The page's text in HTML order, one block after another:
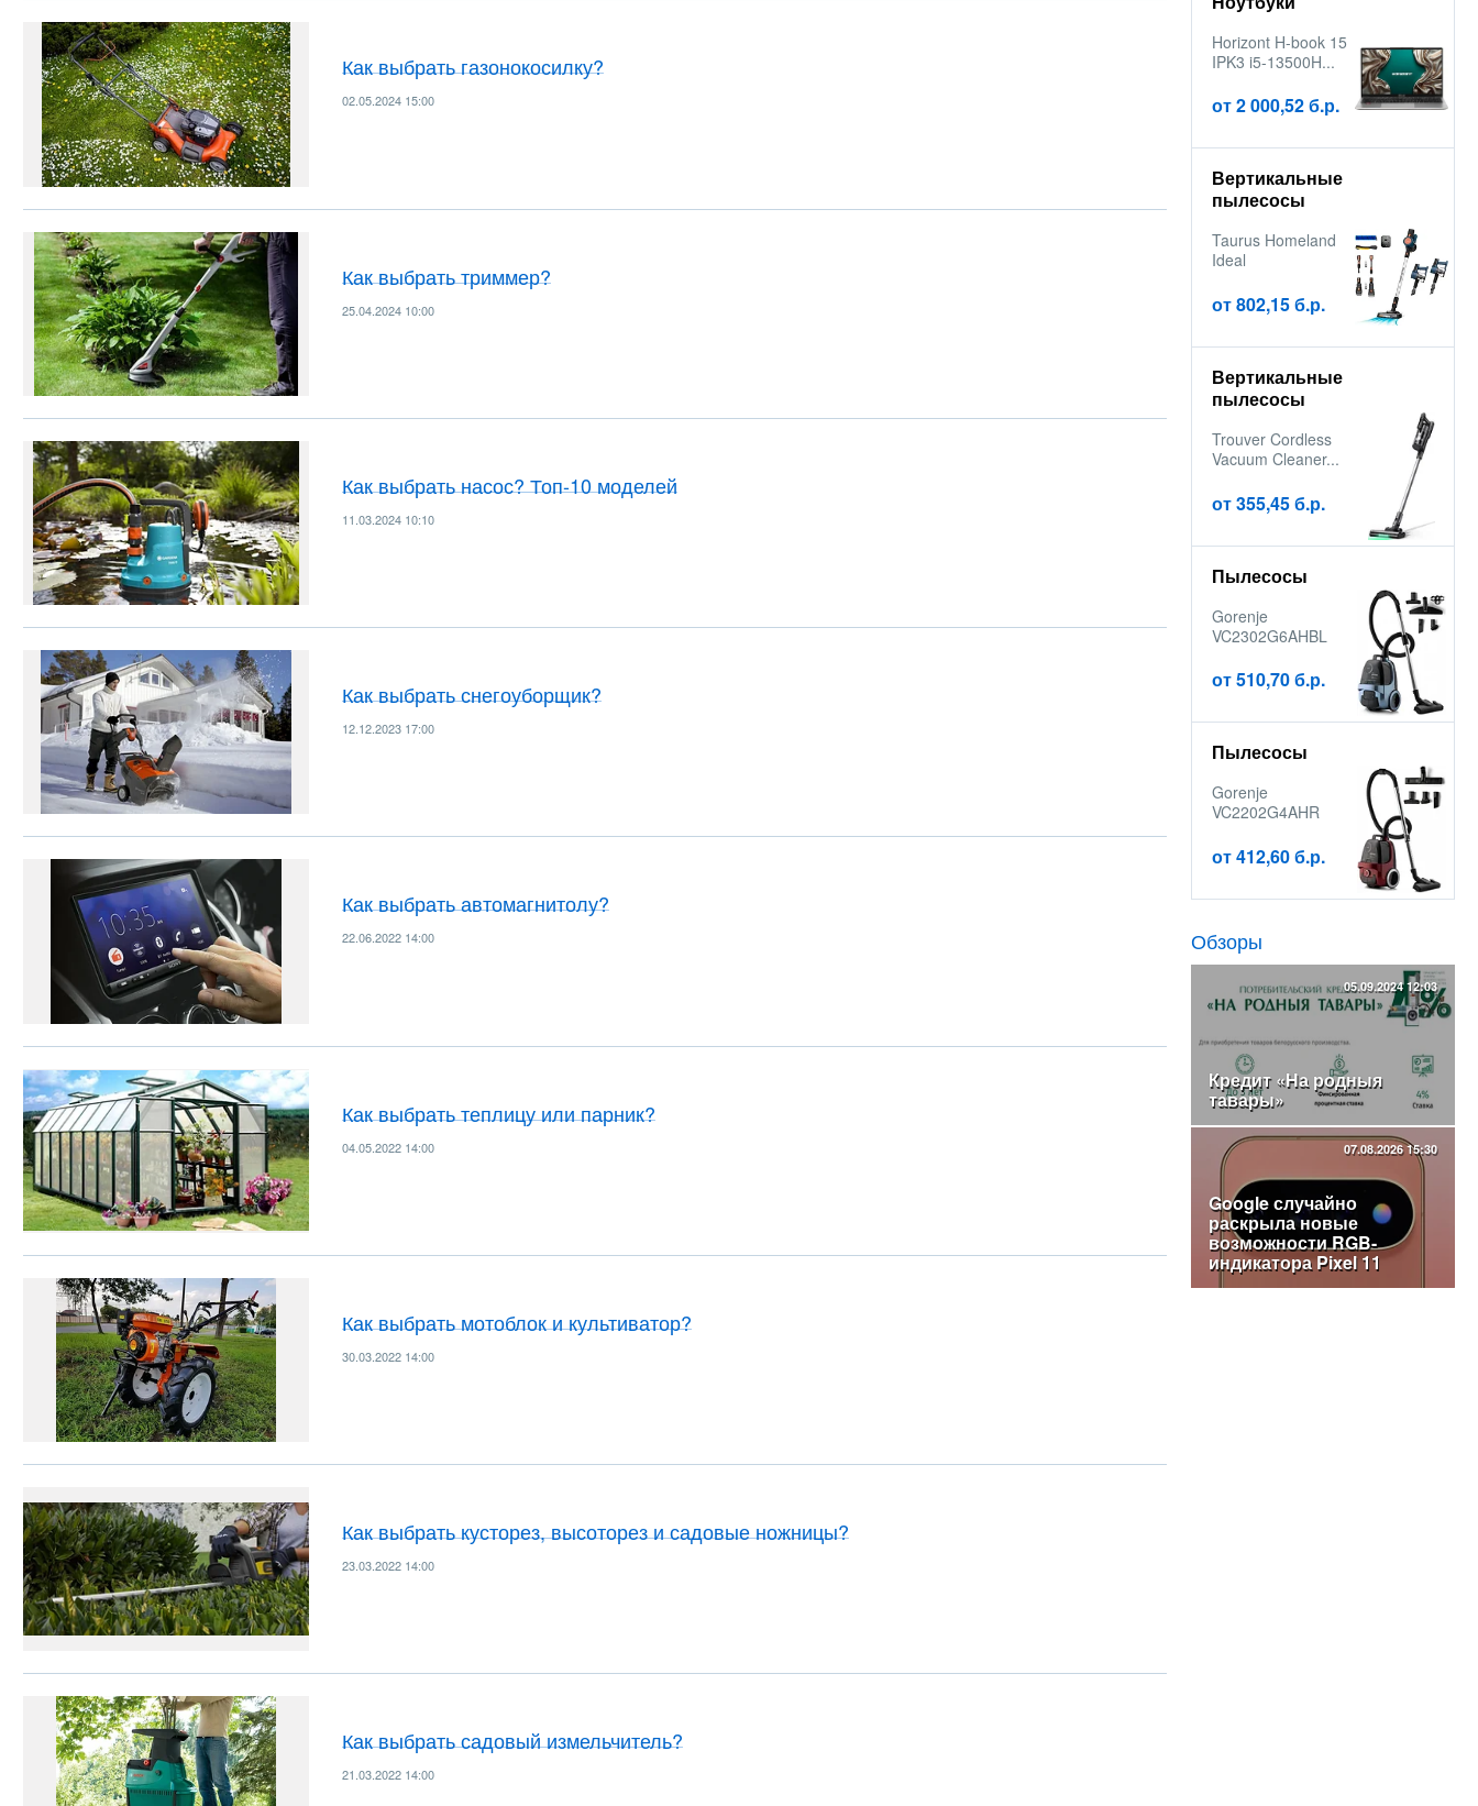
Как выбрать газонокосилку?
02.05.2024 15:00
Как выбрать триммер?
25.04.2024 10:00
Как выбрать насос? Топ-10 моделей
11.03.2024 10:10
Как выбрать снегоуборщик?
12.12.2023 17:00
Как выбрать автомагнитолу?
22.06.2022 14:00
Как выбрать теплицу или парник?
04.05.2022 14:00
Как выбрать мотоблок и культиватор?
30.03.2022 14:00
Как выбрать кусторез, высоторез и садовые ножницы?
23.03.2022 14:00
Как выбрать садовый измельчитель?
21.03.2022 14:00
Horizont H-book 15
IPK3 i5-13500H...
от 2 000,52 б.р.
Вертикальные
пылесосы
Taurus Homeland
Ideal
от 802,15 б.р.
Вертикальные
пылесосы
Trouver Cordless
Vacuum Cleaner...
от 355,45 б.р.
Пылесосы
Gorenje
VC2302G6AHBL
от 510,70 б.р.
Пылесосы
Gorenje
VC2202G4AHR
от 412,60 б.р.
Обзоры
05.09.2024 12:03
Кредит «На родныя
тавары»
07.08.2026 15:30
Google случайно
раскрыла новые
возможности RGB-
индикатора Pixel 11